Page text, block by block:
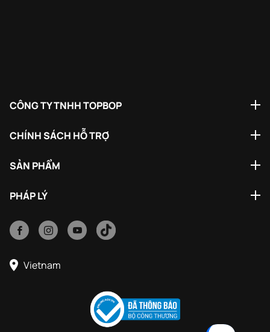
CÔNG TY TNHH TOPBOP
CHÍNH SÁCH HỖ TRỢ
SẢN PHẨM
PHÁP LÝ
Vietnam